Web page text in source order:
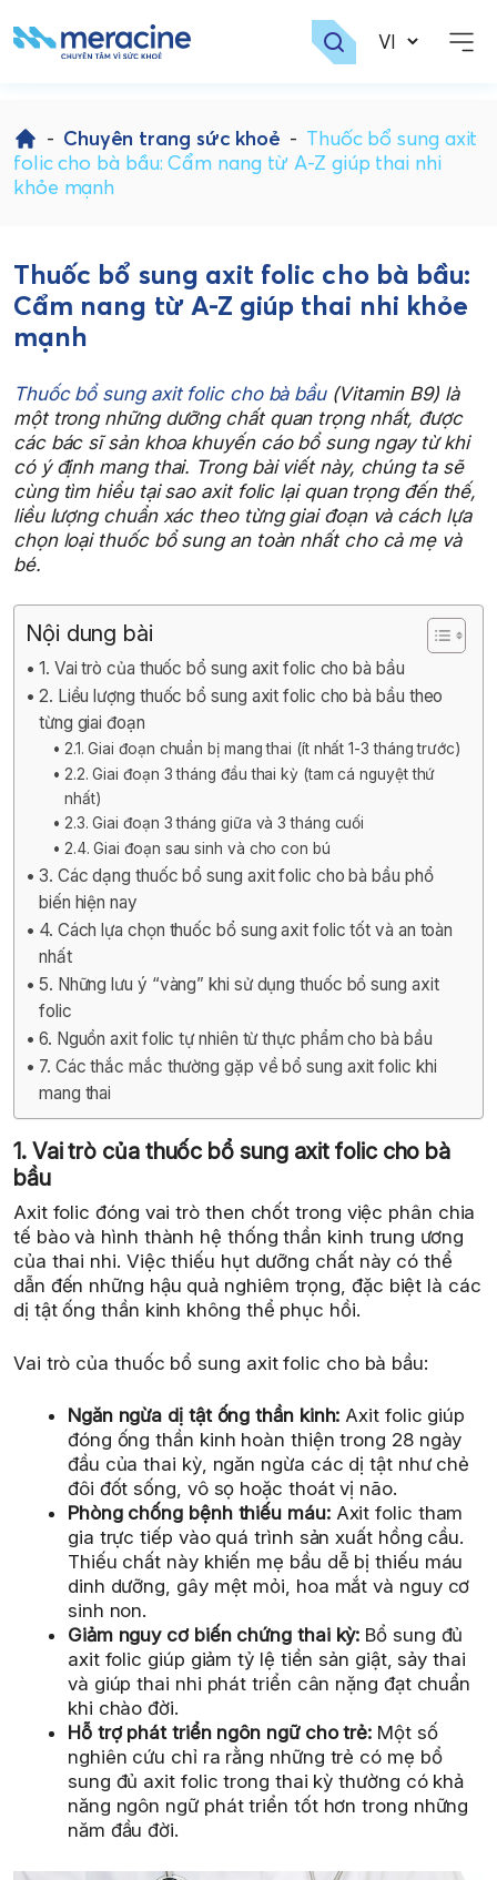
to
content
- Chuyên trang sức khoẻ - Thuốc bổ sung axit
folic cho bà bầu: Cẩm nang từ A-Z giúp thai nhi
khỏe mạnh
Thuốc bổ sung axit folic cho bà bầu:
Cẩm nang từ A-Z giúp thai nhi khỏe
mạnh
Thuốc bổ sung axit folic cho bà bầu(Vitamin B9) là
một trong những dưỡng chất quan trọng nhất, được
các bác sĩ sản khoa khuyến cáo bổ sung ngay từ khi
có ý định mang thai. Trong bài viết này, chúng ta sẽ
cùng tìm hiểu tại sao axit folic lại quan trọng đến thế,
liều lượng chuẩn xác theo từng giai đoạn và cách lựa
chọn loại thuốc bổ sung an toàn nhất cho cả mẹ và
bé.
Nội dung bài
1. Vai trò của thuốc bổ sung axit folic cho bà bầu
2. Liều lượng thuốc bổ sung axit folic cho bà bầu theo
từng giai đoạn
2.1. Giai đoạn chuẩn bị mang thai (ít nhất 1-3 tháng trước)
2.2. Giai đoạn 3 tháng đầu thai kỳ (tam cá nguyệt thứ
nhất)
2.3. Giai đoạn 3 tháng giữa và 3 tháng cuối
2.4. Giai đoạn sau sinh và cho con bú
3. Các dạng thuốc bổ sung axit folic cho bà bầu phổ
biến hiện nay
4. Cách lựa chọn thuốc bổ sung axit folic tốt và an toàn
nhất
5. Những lưu ý “vàng” khi sử dụng thuốc bổ sung axit
folic
6. Nguồn axit folic tự nhiên từ thực phẩm cho bà bầu
7. Các thắc mắc thường gặp về bổ sung axit folic khi
mang thai
1. Vai trò của thuốc bổ sung axit folic cho bà
bầu
Axit folic đóng vai trò then chốt trong việc phân chia
tế bào và hình thành hệ thống thần kinh trung ương
của thai nhi. Việc thiếu hụt dưỡng chất này có thể
dẫn đến những hậu quả nghiêm trọng, đặc biệt là các
dị tật ống thần kinh không thể phục hồi.
Vai trò của thuốc bổ sung axit folic cho bà bầu:
Ngăn ngừa dị tật ống thần kinh: Axit folic giúp
đóng ống thần kinh hoàn thiện trong 28 ngày
đầu của thai kỳ, ngăn ngừa các dị tật như chẻ
đôi đốt sống, vô sọ hoặc thoát vị não.
Phòng chống bệnh thiếu máu:Axit folic tham
gia trực tiếp vào quá trình sản xuất hồng cầu.
Thiếu chất này khiến mẹ bầu dễ bị thiếu máu
dinh dưỡng, gây mệt mỏi, hoa mắt và nguy cơ
sinh non.
Giảm nguy cơ biến chứng thai kỳ: Bổ sung đủ
axit folic giúp giảm tỷ lệ tiền sản giật, sảy thai
và giúp thai nhi phát triển cân nặng đạt chuẩn
khi chào đời.
Hỗ trợ phát triển ngôn ngữ cho trẻ: Một số
nghiên cứu chỉ ra rằng những trẻ có mẹ bổ
sung đủ axit folic trong thai kỳ thường có khả
năng ngôn ngữ phát triển tốt hơn trong những
năm đầu đời.